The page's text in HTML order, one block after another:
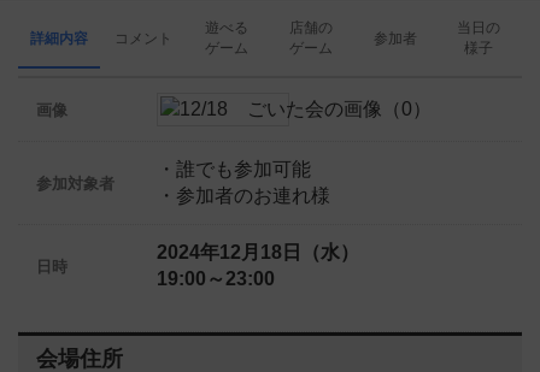
詳細内容 コメント
遊べる
ゲーム
店舗の
ゲーム
参加者
当日の
様子
画像
参加対象者
・誰でも参加可能
・参加者のお連れ様
日時
2024年12月18日（水）
19:00～23:00
会場住所